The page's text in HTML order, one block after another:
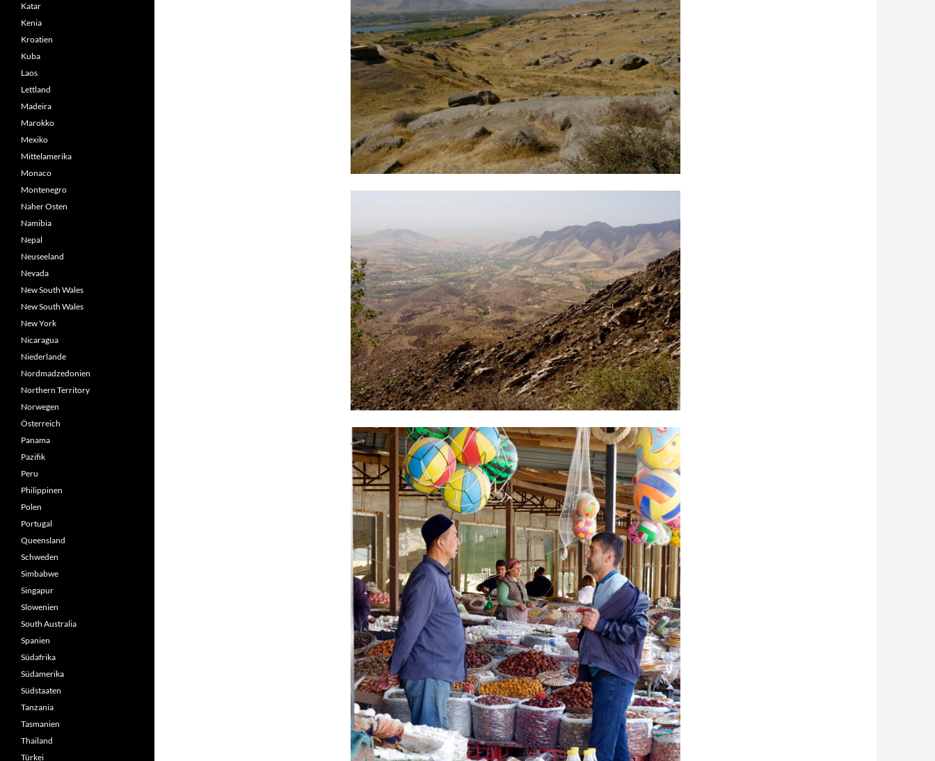
Katar
Kenia
Kroatien
Kuba
Laos
Lettland
Madeira
Marokko
Mexiko
Mittelamerika
Monaco
Montenegro
Naher Osten
Namibia
Nepal
Neuseeland
Nevada
New South Wales
New South Wales
New York
Nicaragua
Niederlande
Nordmadzedonien
Northern Territory
Norwegen
Österreich
Panama
Pazifik
Peru
Philippinen
Polen
Portugal
Queensland
Schweden
Simbabwe
Singapur
Slowenien
South Australia
Spanien
Südafrika
Südamerika
Südstaaten
Tanzania
Tasmanien
Thailand
Türkei